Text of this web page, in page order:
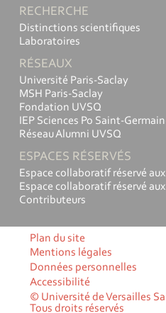
RECHERCHE
Distinctions scientifiques
Laboratoires
RÉSEAUX
Université Paris-Saclay
MSH Paris-Saclay
Fondation UVSQ
IEP Sciences Po Saint-
Réseau Alumni UVSQ
ESPACES RÉSERVÉS
Espace collaboratif réservé
Espace collaboratif réservé
Contributeurs
Plan du site
Mentions légales
Données personnelles
Accessibilité
© Université de Versailles
Tous droits réservés